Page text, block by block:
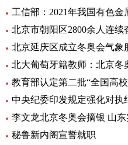
工信部：2021年我国有色
北京市朝阳区2800余人连
北京延庆区成立冬奥会气象
北大葡萄牙籍教师：北京冬
教育部认定第二批“全国高
中央纪委印发规定强化对执
李文龙北京冬奥会摘银 山
秘鲁新内阁宣誓就职